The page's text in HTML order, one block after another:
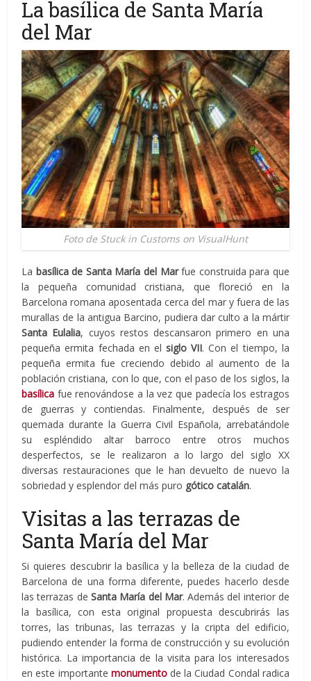
La basílica de Santa María
del Mar
Foto de Stuck in Customs on VisualHunt
La basílica de Santa María del Marfue construida para que
la pequeña comunidad cristiana, que floreció en la
Barcelona romana aposentada cerca del mar y fuera de las
murallas de la antigua Barcino, pudiera dar culto a la mártir
Santa Eulalia, cuyos restos descansaron primero en una
pequeña ermita fechada en el siglo VII. Con el tiempo, la
pequeña ermita fue creciendo debido al aumento de la
población cristiana, con lo que, con el paso de los siglos, la
basílica fue renovándose a la vez que padecía los estragos
de guerras y contiendas. Finalmente, después de ser
quemada durante la Guerra Civil Española, arrebatándole
su espléndido altar barroco entre otros muchos
desperfectos, se le realizaron a lo largo del siglo XX
diversas restauraciones que le han devuelto de nuevo la
sobriedad y esplendor del más puro gótico catalán.
Visitas a las terrazas de
Santa María del Mar
Si quieres descubrir la basílica y la belleza de la ciudad de
Barcelona de una forma diferente, puedes hacerlo desde
las terrazas de Santa María del Mar. Además del interior de
la basílica, con esta original propuesta descubrirás las
torres, las tribunas, las terrazas y la cripta del edificio,
pudiendo entender la forma de construcción y su evolución
histórica. La importancia de la visita para los interesados
en este importante monumento de la Ciudad Condal radica